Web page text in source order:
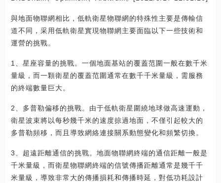
與地面物聯網相比，低軌衛星物聯網的特殊性主要是傳輸信
道不同，采用低軌衛星實現物聯網主要面臨以下一些技術和
運營的挑戰。
1、星座容量的挑戰。一個地面基站的覆蓋范圍一般在數千米
量級，而一顆衛星的覆蓋范圍通常在數千千米量級，需服務
的終端數量巨大。
2、多普勒偏移的挑戰。由于低軌衛星圍繞地球做高速運動，
衛星波束將以每秒幾千米的速度掠過地面，不僅引起較大的
多普勒頻移，而且導致網絡連接關系動態變化和頻繁切換。
3、超遠距離通信的挑戰。地面物聯網終端的通信距離一般是
千米量級，而衛星物聯網終端的信號傳播距離通常是幾千千
米量級，導致非常大的傳播損耗和傳播時延，對低功耗設計